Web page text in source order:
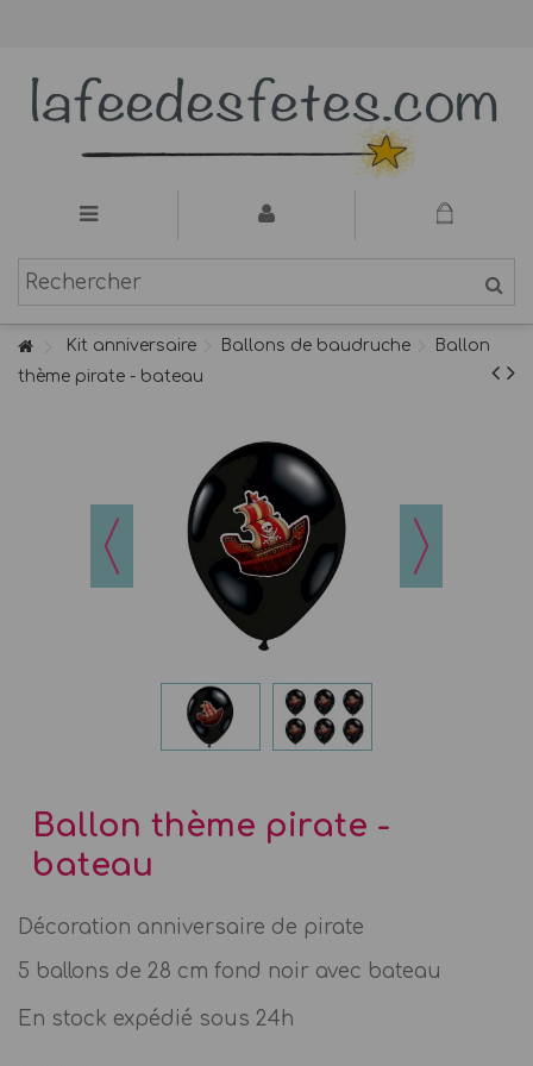
Kit anniversaire Ballons de baudruche
Ballon
thème pirate - bateau
Ballon thème pirate -
bateau
Décoration anniversaire de pirate
5 ballons de 28 cm fond noir avec bateau
En stock expédié sous 24h